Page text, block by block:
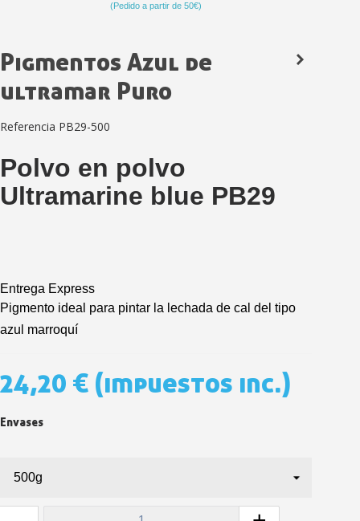
Comparte tus
Cupón de 10 € por
Paga en 4 plazos sin
Obtenga su presupuesto
Devuelve los
(Pedido a partir de 50€)
Pigmentos Azul de
ultramar Puro
Referencia PB29-500
Polvo en polvo
Ultramarine blue PB29
Entrega Express
Pigmento ideal para pintar la lechada de cal del tipo
azul marroquí
24,20 € (impuestos inc.)
Envases